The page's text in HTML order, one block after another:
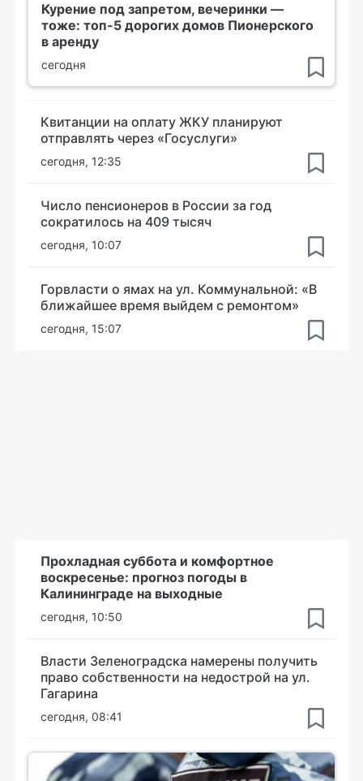
Курение под запретом, вечеринки —
тоже: топ-5 дорогих домов Пионерского
в аренду
сегодня
Квитанции на оплату ЖКУ планируют
отправлять через «Госуслуги»
сегодня, 12:35
Число пенсионеров в России за год
сократилось на 409 тысяч
сегодня, 10:07
Горвласти о ямах на ул. Коммунальной: «В
ближайшее время выйдем с ремонтом»
сегодня, 15:07
Прохладная суббота и комфортное
воскресенье: прогноз погоды в
Калининграде на выходные
сегодня, 10:50
Власти Зеленоградска намерены получить
право собственности на недострой на ул.
Гагарина
сегодня, 08:41